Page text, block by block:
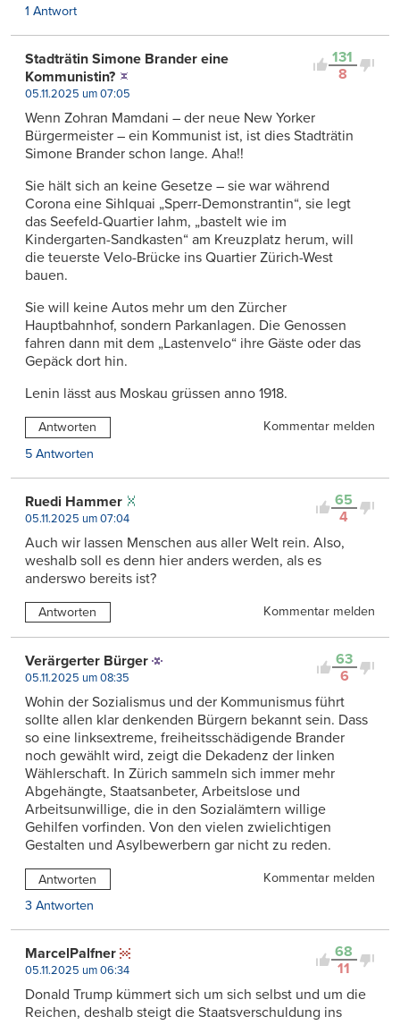
1 Antwort
131
8
Stadträtin Simone Brander eine
Kommunistin?
05.11.2025 um 07:05
Wenn Zohran Mamdani – der neue New Yorker
Bürgermeister – ein Kommunist ist, ist dies Stadträtin
Simone Brander schon lange. Aha!!
Sie hält sich an keine Gesetze – sie war während
Corona eine Sihlquai „Sperr-Demonstrantin“, sie legt
das Seefeld-Quartier lahm, „bastelt wie im
Kindergarten-Sandkasten“ am Kreuzplatz herum, will
die teuerste Velo-Brücke ins Quartier Zürich-West
bauen.
Sie will keine Autos mehr um den Zürcher
Hauptbahnhof, sondern Parkanlagen. Die Genossen
fahren dann mit dem „Lastenvelo“ ihre Gäste oder das
Gepäck dort hin.
Lenin lässt aus Moskau grüssen anno 1918.
Antworten
Kommentar melden
5 Antworten
65
4
Ruedi Hammer
05.11.2025 um 07:04
Auch wir lassen Menschen aus aller Welt rein. Also,
weshalb soll es denn hier anders werden, als es
anderswo bereits ist?
Antworten Kommentar melden
63
6
Verärgerter Bürger
05.11.2025 um 08:35
Wohin der Sozialismus und der Kommunismus führt
sollte allen klar denkenden Bürgern bekannt sein. Dass
so eine linksextreme, freiheitsschädigende Brander
noch gewählt wird, zeigt die Dekadenz der linken
Wählerschaft. In Zürich sammeln sich immer mehr
Abgehängte, Staatsanbeter, Arbeitslose und
Arbeitsunwillige, die in den Sozialämtern willige
Gehilfen vorfinden. Von den vielen zwielichtigen
Gestalten und Asylbewerbern gar nicht zu reden.
Antworten
Kommentar melden
3 Antworten
68
11
MarcelPalfner
05.11.2025 um 06:34
Donald Trump kümmert sich um sich selbst und um die
Reichen, deshalb steigt die Staatsverschuldung ins